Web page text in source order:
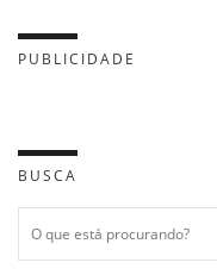
PUBLICIDADE
BUSCA